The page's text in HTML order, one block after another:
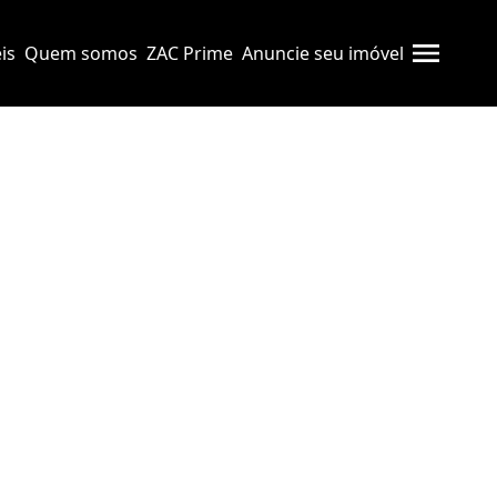
Quem somos ZAC Prime Anuncie seu imóvel